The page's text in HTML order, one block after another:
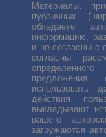
Материалы,
публичных
обладаете
информацию,
и не согласны с
согласны
предложения
использовать
действия
выкладывают
вашего
загружаются